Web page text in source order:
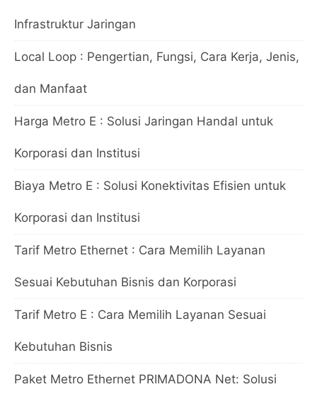
Infrastruktur Jaringan
Local Loop : Pengertian, Fungsi, Cara Kerja, Jenis,
dan Manfaat
Harga Metro E : Solusi Jaringan Handal untuk
Korporasi dan Institusi
Biaya Metro E : Solusi Konektivitas Efisien untuk
Korporasi dan Institusi
Tarif Metro Ethernet : Cara Memilih Layanan
Sesuai Kebutuhan Bisnis dan Korporasi
Tarif Metro E : Cara Memilih Layanan Sesuai
Kebutuhan Bisnis
Paket Metro Ethernet PRIMADONA Net: Solusi